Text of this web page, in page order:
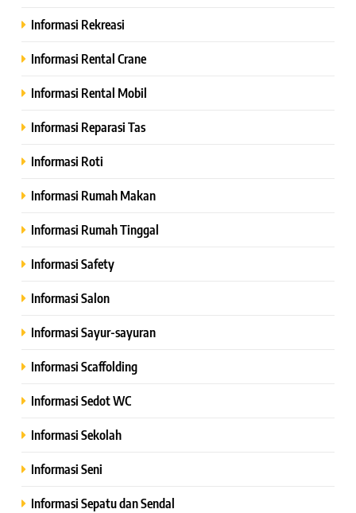
Informasi Rekreasi
Informasi Rental Crane
Informasi Rental Mobil
Informasi Reparasi Tas
Informasi Roti
Informasi Rumah Makan
Informasi Rumah Tinggal
Informasi Safety
Informasi Salon
Informasi Sayur-sayuran
Informasi Scaffolding
Informasi Sedot WC
Informasi Sekolah
Informasi Seni
Informasi Sepatu dan Sendal